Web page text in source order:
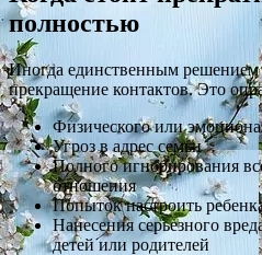
полностью
Иногда единственным решением
прекращение контактов. Это
Физического или
Угроз в адрес семьи
Полного игнорирования
отношения
Попыток настроить
Нанесения серьезного
детей или родителей